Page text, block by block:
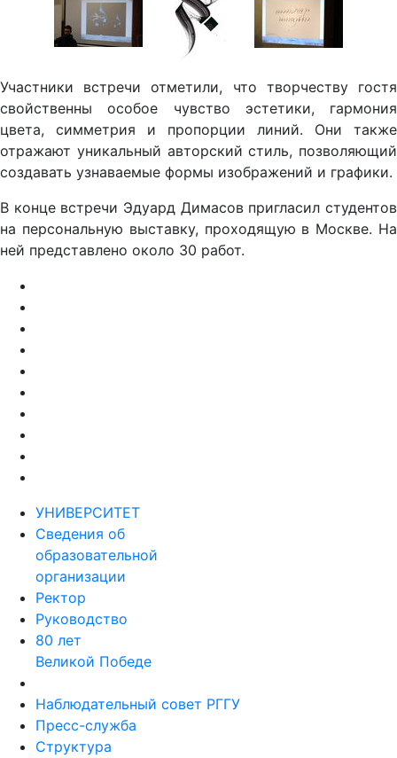
Участники встречи отметили, что творчеству гостя
свойственны особое чувство эстетики, гармония
цвета, симметрия и пропорции линий. Они также
отражают уникальный авторский стиль, позволяющий
создавать узнаваемые формы изображений и графики.
В конце встречи Эдуард Димасов пригласил студентов
на персональную выставку, проходящую в Москве. На
ней представлено около 30 работ.
УНИВЕРСИТЕТ
Сведения об
образовательной
организации
Ректор
Руководство
80 лет
Великой Победе
Наблюдательный совет РГГУ
Пресс-служба
Структура